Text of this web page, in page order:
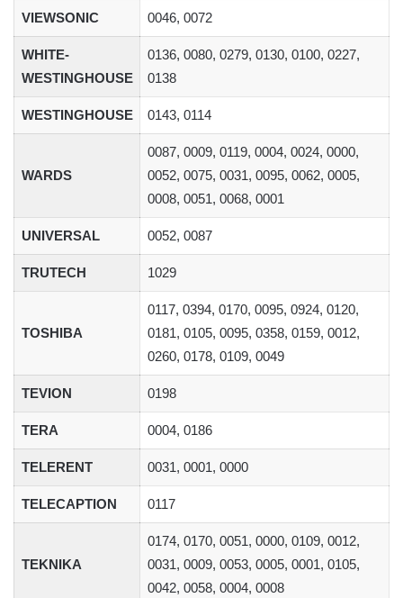
VIEWSONIC 0046, 0072
WHITE-
WESTINGHOUSE
0136, 0080, 0279, 0130, 0100, 0227,
0138
WESTINGHOUSE 0143, 0114
WARDS
0087, 0009, 0119, 0004, 0024, 0000,
0052, 0075, 0031, 0095, 0062, 0005,
0008, 0051, 0068, 0001
UNIVERSAL 0052, 0087
TRUTECH 1029
TOSHIBA
0117, 0394, 0170, 0095, 0924, 0120,
0181, 0105, 0095, 0358, 0159, 0012,
0260, 0178, 0109, 0049
TEVION 0198
TERA 0004, 0186
TELERENT 0031, 0001, 0000
TELECAPTION 0117
TEKNIKA
0174, 0170, 0051, 0000, 0109, 0012,
0031, 0009, 0053, 0005, 0001, 0105,
0042, 0058, 0004, 0008